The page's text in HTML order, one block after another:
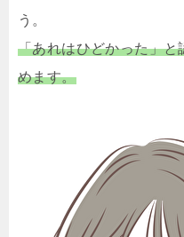
う。
「あれはひどかった」
めます。